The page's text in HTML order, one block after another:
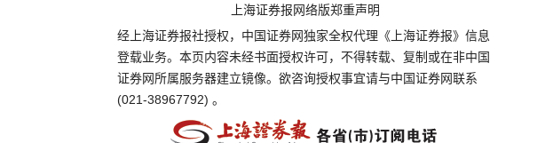
上海证券报网络版郑重声明
经上海证券报社授权，中国证券网独家全权代理《上海证券报》信息
登载业务。本页内容未经书面授权许可，不得转载、复制或在非中国
证券网所属服务器建立镜像。欲咨询授权事宜请与中国证券网联系
(021-38967792) 。